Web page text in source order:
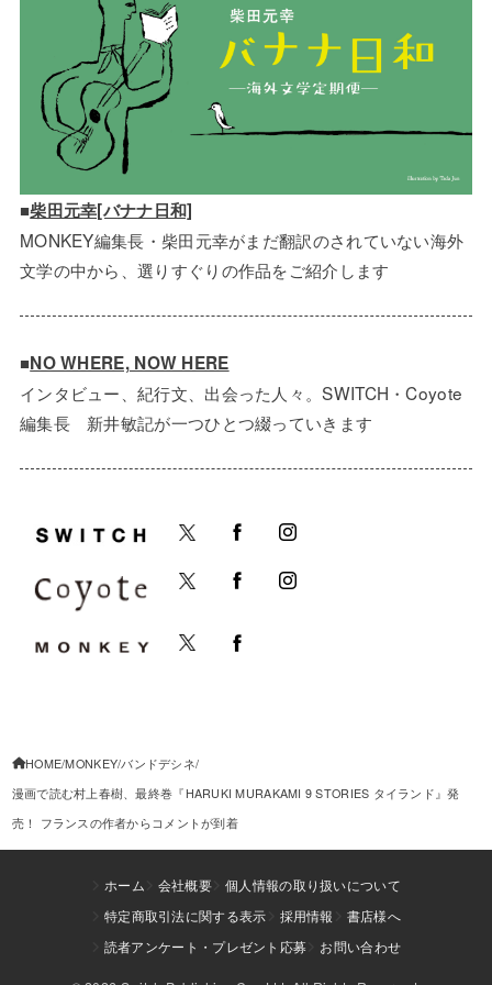
■柴田元幸[バナナ日和]
MONKEY編集長・柴田元幸がまだ翻訳のされていない海外
文学の中から、選りすぐりの作品をご紹介します
■NO WHERE, NOW HERE
インタビュー、紀行文、出会った人々。SWITCH・Coyote
編集長 新井敏記が一つひとつ綴っていきます
HOME MONKEY バンドデシネ
漫画で読む村上春樹、最終巻『HARUKI MURAKAMI 9 STORIES タイランド』発
売！ フランスの作者からコメントが到着
ホーム 会社概要
個人情報の取り扱いについて
特定商取引法に関する表示
採用情報
書店様へ
読者アンケート・プレゼント応募
お問い合わせ